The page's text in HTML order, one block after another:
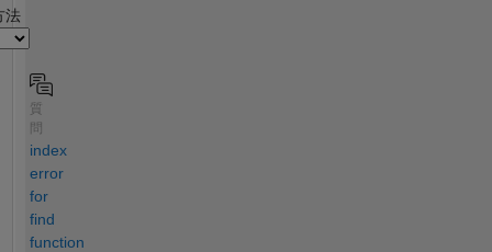
法
質
index
error
for
find
function